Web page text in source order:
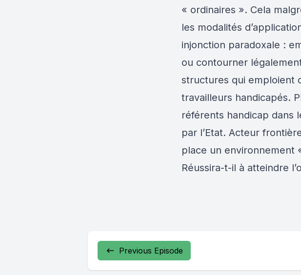
« ordinaires ». Cela
les modalités
injonction paradoxale :
ou contourner
structures qui emploient
travailleurs handicapés.
référents handicap dans
par l’Etat. Acteur
place un environnement
Réussira-t-il à atteindre
Previous Episode